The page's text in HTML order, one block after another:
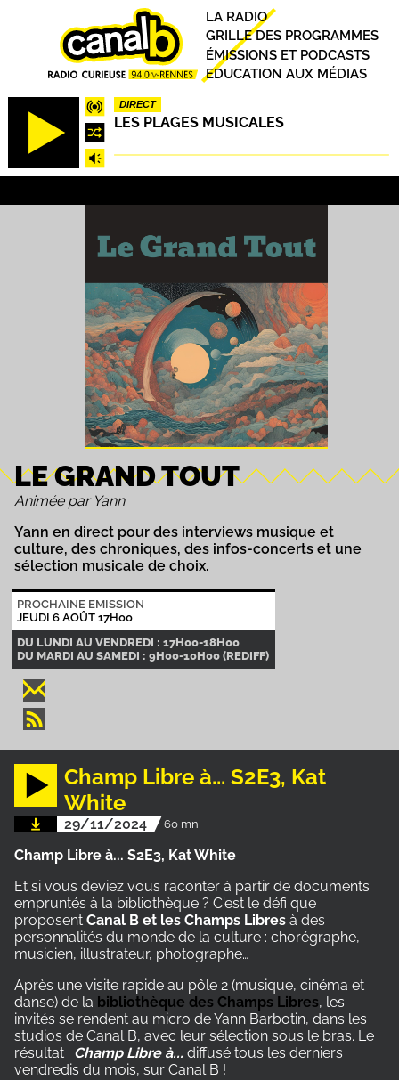
DIRECT
LES PLAGES MUSICALES
Principal
LA RADIO
GRILLE DES PROGRAMMES
ÉMISSIONS ET PODCASTS
EDUCATION AUX MÉDIAS
LE GRAND TOUT
Animée par Yann
Yann en direct pour des interviews musique et
culture, des chroniques, des infos-concerts et une
sélection musicale de choix.
PROCHAINE EMISSION
JEUDI 6 AOÛT 17H00
DU LUNDI AU VENDREDI : 17H00-18H00
DU MARDI AU SAMEDI : 9H00-10H00 (REDIFF)
Champ Libre à... S2E3, Kat
White
29/11/2024 60 mn
Champ Libre à... S2E3, Kat White
Et si vous deviez vous raconter à partir de documents
empruntés à la bibliothèque ? C'est le défi que
proposent Canal B et les Champs Libres à des
personnalités du monde de la culture : chorégraphe,
musicien, illustrateur, photographe…
Après une visite rapide au pôle 2 (musique, cinéma et
danse) de la bibliothèque des Champs Libres, les
invités se rendent au micro de Yann Barbotin, dans les
studios de Canal B, avec leur sélection sous le bras. Le
résultat : Champ Libre à... diffusé tous les derniers
vendredis du mois, sur Canal B !